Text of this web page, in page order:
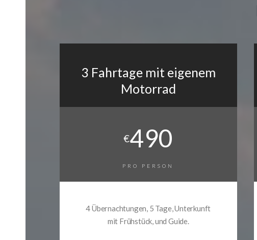
3 Fahrtage mit eigenem
Motorrad
€490
PRO PERSON
4 Übernachtungen, 5 Tage, Unterkunft
mit Frühstück, und Guide.